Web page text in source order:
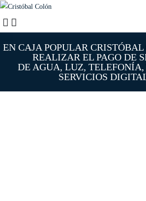
EN CAJA POPULAR CRISTÓBAL
REALIZAR EL PAGO DE
DE AGUA, LUZ,
SERVICIOS